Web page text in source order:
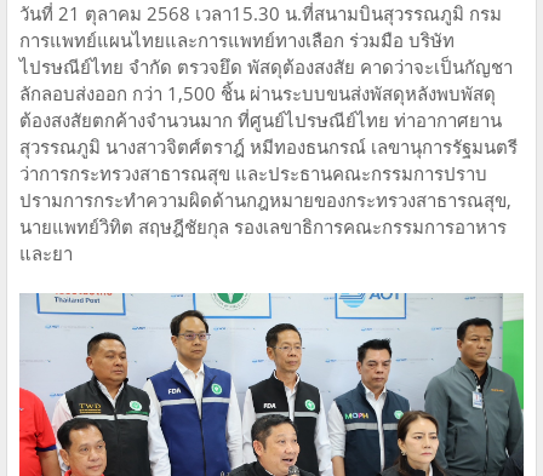
วันที่ 21 ตุลาคม 2568 เวลา15.30 น.ที่สนามบินสุวรรณภูมิ กรม
การแพทย์แผนไทยและการแพทย์ทางเลือก ร่วมมือ บริษัท
ไปรษณีย์ไทย จำกัด ตรวจยึด พัสดุต้องสงสัย คาดว่าจะเป็นกัญชา
ลักลอบส่งออก กว่า 1,500 ชิ้น ผ่านระบบขนส่งพัสดุหลังพบพัสดุ
ต้องสงสัยตกค้างจำนวนมาก ที่ศูนย์ไปรษณีย์ไทย ท่าอากาศยาน
สุวรรณภูมิ นางสาวจิตศ์ตราฎ์ หมีทองธนกรณ์ เลขานุการรัฐมนตรี
ว่าการกระทรวงสาธารณสุข และประธานคณะกรรมการปราบ
ปรามการกระทำความผิดด้านกฎหมายของกระทรวงสาธารณสุข,
นายแพทย์วิทิต สฤษฎีชัยกุล รองเลขาธิการคณะกรรมการอาหาร
และยา